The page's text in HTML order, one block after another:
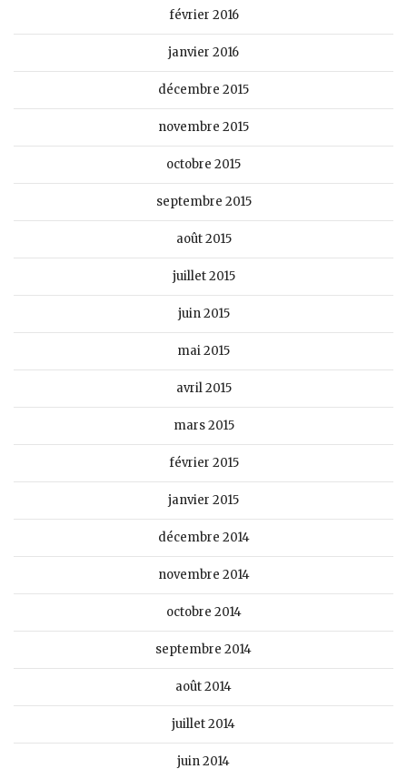
février 2016
janvier 2016
décembre 2015
novembre 2015
octobre 2015
septembre 2015
août 2015
juillet 2015
juin 2015
mai 2015
avril 2015
mars 2015
février 2015
janvier 2015
décembre 2014
novembre 2014
octobre 2014
septembre 2014
août 2014
juillet 2014
juin 2014